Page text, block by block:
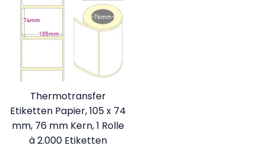
Thermotransfer
Etiketten Papier, 105 x 74
mm, 76 mm Kern, 1 Rolle
à 2.000 Etiketten